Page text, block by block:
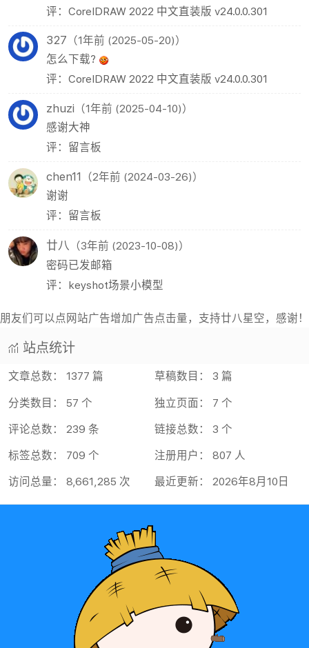
评：CorelDRAW 2022 中文直装版 v24.0.0.301
327 （1年前 (2025-05-20)）
怎么下载?
评：CorelDRAW 2022 中文直装版 v24.0.0.301
zhuzi （1年前 (2025-04-10)）
感谢大神
评：留言板
chen11 （2年前 (2024-03-26)）
谢谢
评：留言板
廿八 （3年前 (2023-10-08)）
密码已发邮箱
评：keyshot场景小模型
朋友们可以点网站广告增加广告点击量，支持廿八星空，感谢！
站点统计
文章总数： 1377 篇 草稿数目： 3 篇
分类数目： 57 个 独立页面： 7 个
评论总数： 239 条 链接总数： 3 个
标签总数： 709 个 注册用户： 807 人
访问总量： 8,661,285 次 最近更新： 2026年8月10日